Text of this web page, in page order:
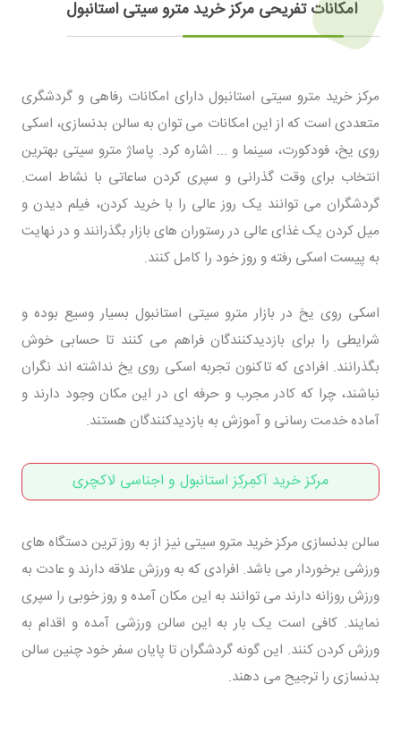
امکانات تفریحی مرکز خرید مترو سیتی استانبول
مرکز خرید مترو سیتی استانبول دارای امکانات رفاهی و گردشگری
متعددی است که از این امکانات می توان به سالن بدنسازی، اسکی
روی یخ، فودکورت، سینما و ... اشاره کرد. پاساژ مترو سیتی بهترین
انتخاب برای وقت گذرانی و سپری کردن ساعاتی با نشاط است.
گردشگران می توانند یک روز عالی را با خرید کردن، فیلم دیدن و
میل کردن یک غذای عالی در رستوران های بازار بگذرانند و در نهایت
به پیست اسکی رفته و روز خود را کامل کنند.
اسکی روی یخ در بازار مترو سیتی استانبول بسیار وسیع بوده و
شرایطی را برای بازدیدکنندگان فراهم می کنند تا حسابی خوش
بگذرانند. افرادی که تاکنون تجربه اسکی روی یخ نداشته اند نگران
نباشند، چرا که کادر مجرب و حرفه ای در این مکان وجود دارند و
آماده خدمت رسانی و آموزش به بازدیدکنندگان هستند.
مرکز خرید آکمِرکِز استانبول و اجناسی لاکچری
سالن بدنسازی مرکز خرید مترو سیتی نیز از به روز ترین دستگاه های
ورزشی برخوردار می باشد. افرادی که به ورزش علاقه دارند و عادت به
ورزش روزانه دارند می توانند به این مکان آمده و روز خوبی را سپری
نمایند. کافی است یک بار به این سالن ورزشی آمده و اقدام به
ورزش کردن کنند. این گونه گردشگران تا پایان سفر خود چنین سالن
بدنسازی را ترجیح می دهند.